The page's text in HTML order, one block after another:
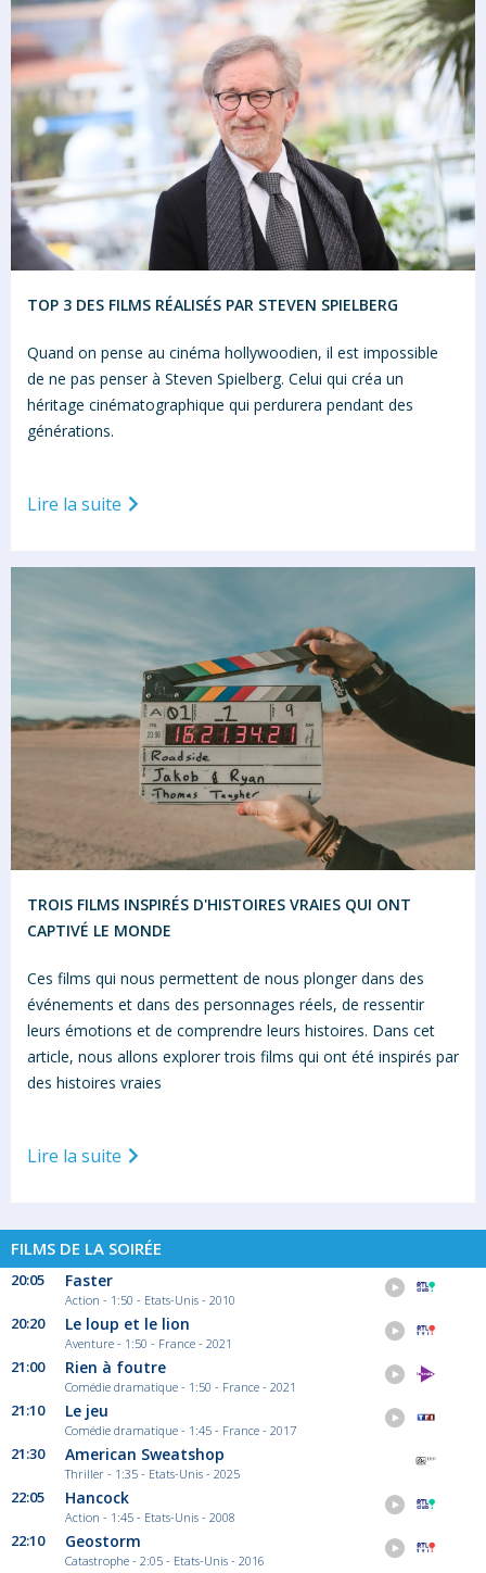
TOP 3 DES FILMS RÉALISÉS PAR STEVEN SPIELBERG
Quand on pense au cinéma hollywoodien, il est impossible
de ne pas penser à Steven Spielberg. Celui qui créa un
héritage cinématographique qui perdurera pendant des
générations.
Lire la suite
TROIS FILMS INSPIRÉS D'HISTOIRES VRAIES QUI ONT
CAPTIVÉ LE MONDE
Ces films qui nous permettent de nous plonger dans des
événements et dans des personnages réels, de ressentir
leurs émotions et de comprendre leurs histoires. Dans cet
article, nous allons explorer trois films qui ont été inspirés par
des histoires vraies
Lire la suite
FILMS DE LA SOIRÉE
20:05 Faster
Action - 1:50 - Etats-Unis - 2010
20:20 Le loup et le lion
Aventure - 1:50 - France - 2021
21:00 Rien à foutre
Comédie dramatique - 1:50 - France - 2021
21:10 Le jeu
Comédie dramatique - 1:45 - France - 2017
21:30 American Sweatshop
Thriller - 1:35 - Etats-Unis - 2025
22:05 Hancock
Action - 1:45 - Etats-Unis - 2008
22:10 Geostorm
Catastrophe - 2:05 - Etats-Unis - 2016